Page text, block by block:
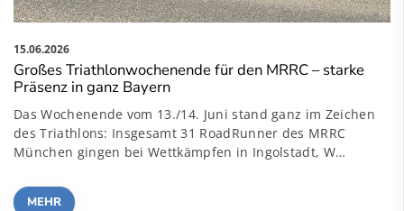
15.06.2026
Großes Triathlonwochenende für den MRRC – starke
Präsenz in ganz Bayern
Das Wochenende vom 13./14. Juni stand ganz im Zeichen
des Triathlons: Insgesamt 31 RoadRunner des MRRC
München gingen bei Wettkämpfen in Ingolstadt, W…
MEHR